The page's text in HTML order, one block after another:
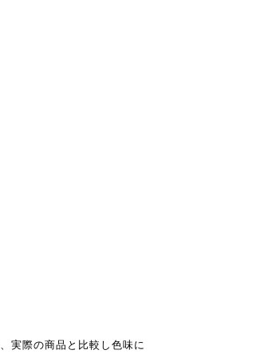
実際の商品と比較し色味に